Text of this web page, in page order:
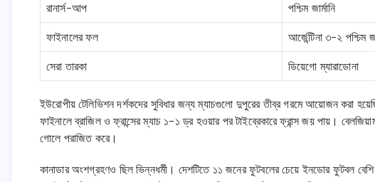
রানার্স-আপ পশ্চিম জার্মানি
ফাইনালের ফল আর্জেন্টিনা ৩-২ পশ্চিম
সেরা তারকা ডিয়েগো ম্যারাডোনা
ইউরোপীয় টেলিভিশন দর্শকদের সুবিধার জন্য ম্যাচগুলো দুপুরের তীব্র গরমে আয়োজন করা
ফাইনালে ব্রাজিল ও ফ্রান্সের ম্যাচ ১-১ ড্র হওয়ার পর টাইব্রেকারে ফ্রান্স জয় পায়।
গোলে পরাজিত করে।
কানাডার অংশগ্রহণও ছিল ভিন্নধর্মী। দেশটিতে ১১ জনের ফুটবলের চেয়ে ইনডোর ফুটবল